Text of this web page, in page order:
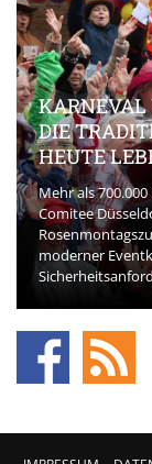
KARNEVAL
DIE
HEUTE
Mehr als
Comitee
moderner